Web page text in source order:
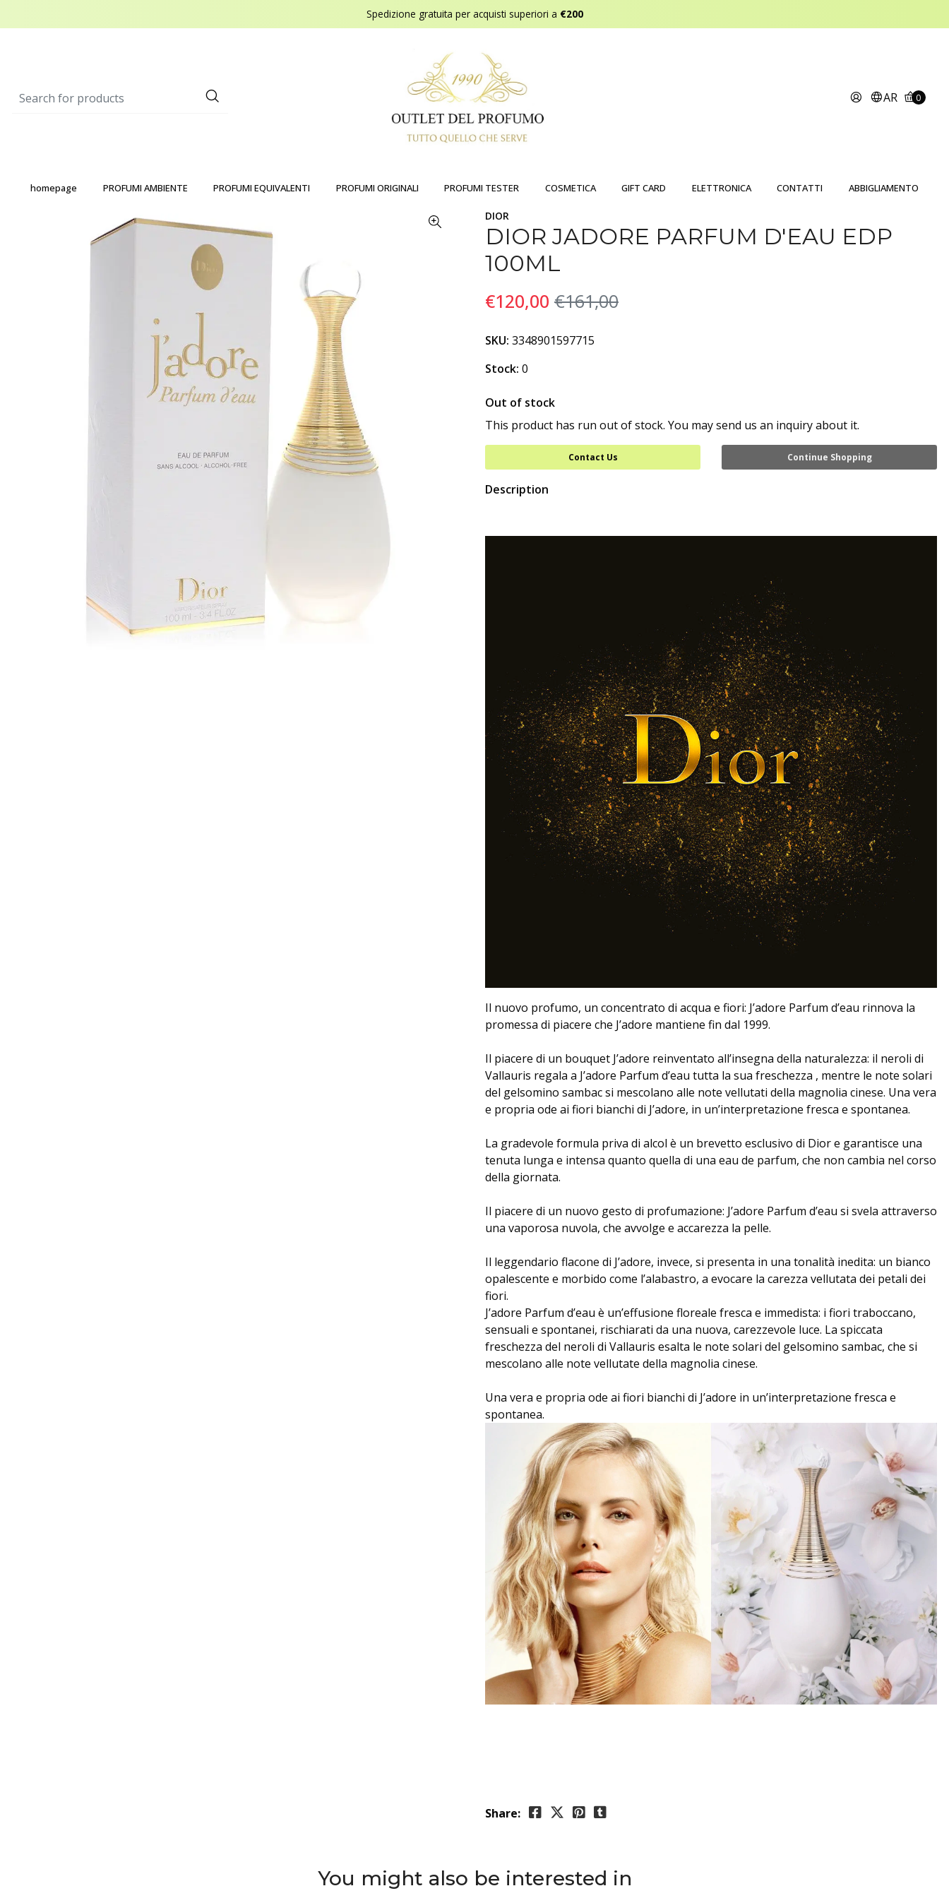
Spedizione gratuita per acquisti superiori a €200
AR 0
homepage PROFUMI AMBIENTE PROFUMI EQUIVALENTI PROFUMI ORIGINALI PROFUMI TESTER COSMETICA GIFT CARD ELETTRONICA CONTATTI ABBIGLIAMENTO
DIOR
DIOR JADORE PARFUM D'EAU EDP
100ML
€120,00 €161,00
SKU: 3348901597715
Stock: 0
Out of stock
This product has run out of stock. You may send us an inquiry about it.
Contact Us Continue Shopping
Description
Il nuovo profumo, un concentrato di acqua e fiori: J’adore Parfum d’eau rinnova la
promessa di piacere che J’adore mantiene fin dal 1999.
Il piacere di un bouquet J’adore reinventato all’insegna della naturalezza: il neroli di
Vallauris regala a J’adore Parfum d’eau tutta la sua freschezza , mentre le note solari
del gelsomino sambac si mescolano alle note vellutati della magnolia cinese. Una vera
e propria ode ai fiori bianchi di J’adore, in un’interpretazione fresca e spontanea.
La gradevole formula priva di alcol è un brevetto esclusivo di Dior e garantisce una
tenuta lunga e intensa quanto quella di una eau de parfum, che non cambia nel corso
della giornata.
Il piacere di un nuovo gesto di profumazione: J’adore Parfum d’eau si svela attraverso
una vaporosa nuvola, che avvolge e accarezza la pelle.
Il leggendario flacone di J’adore, invece, si presenta in una tonalità inedita: un bianco
opalescente e morbido come l’alabastro, a evocare la carezza vellutata dei petali dei
fiori.
J’adore Parfum d’eau è un’effusione floreale fresca e immedista: i fiori traboccano,
sensuali e spontanei, rischiarati da una nuova, carezzevole luce. La spiccata
freschezza del neroli di Vallauris esalta le note solari del gelsomino sambac, che si
mescolano alle note vellutate della magnolia cinese.
Una vera e propria ode ai fiori bianchi di J’adore in un’interpretazione fresca e
spontanea.
Share:
You might also be interested in